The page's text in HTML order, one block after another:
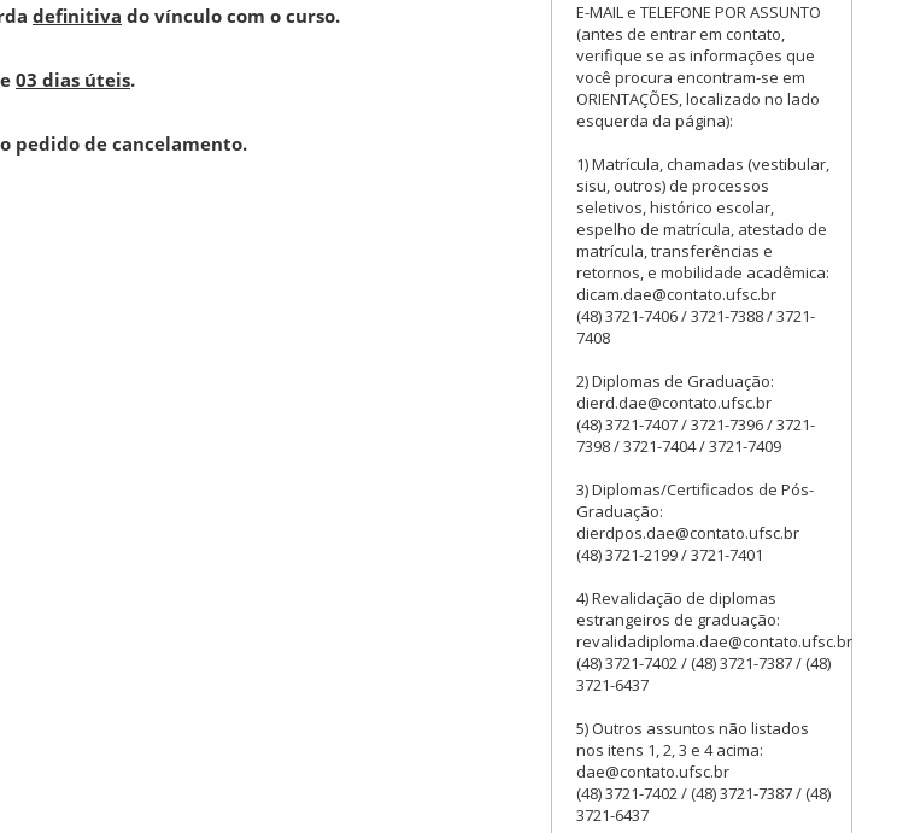
definitiva do vínculo com o curso.
03 dias úteis.
pedido de cancelamento.
E-MAIL e TELEFONE POR ASSUNTO
(antes de entrar em contato,
verifique se as informações que
você procura encontram-se em
ORIENTAÇÕES, localizado no lado
esquerda da página):
1) Matrícula, chamadas (vestibular,
sisu, outros) de processos
seletivos, histórico escolar,
espelho de matrícula, atestado de
matrícula, transferências e
retornos, e mobilidade acadêmica:
dicam.dae@contato.ufsc.br
(48) 3721-7406 / 3721-7388 / 3721-
7408
2) Diplomas de Graduação:
dierd.dae@contato.ufsc.br
(48) 3721-7407 / 3721-7396 / 3721-
7398 / 3721-7404 / 3721-7409
3) Diplomas/Certificados de Pós-
Graduação:
dierdpos.dae@contato.ufsc.br
(48) 3721-2199 / 3721-7401
4) Revalidação de diplomas
estrangeiros de graduação:
revalidadiploma.dae@contato.ufsc.br
(48) 3721-7402 / (48) 3721-7387 / (48)
3721-6437
5) Outros assuntos não listados
nos itens 1, 2, 3 e 4 acima:
dae@contato.ufsc.br
(48) 3721-7402 / (48) 3721-7387 / (48)
3721-6437